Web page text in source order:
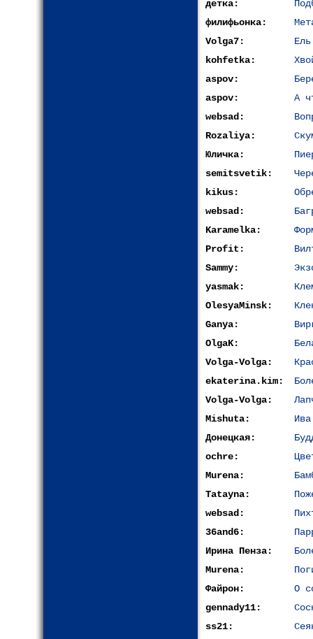
детка:
филифьонка:
Volga7:
kohfetka:
aspov:
aspov:
А
websad:
Rozaliya:
Юличка:
semitsvetik:
kikus:
websad:
Karamelka:
Profit:
Sammy:
yasmak:
OlesyaMinsk:
Ganya:
OlgaK:
Volga-Volga:
ekaterina.kim:
Volga-Volga:
Mishuta:
Донецкая:
ochre:
Murena:
Tatayna:
websad:
36and6:
Ирина Пенза:
Murena:
Файрон:
О
gennady11:
ss21: